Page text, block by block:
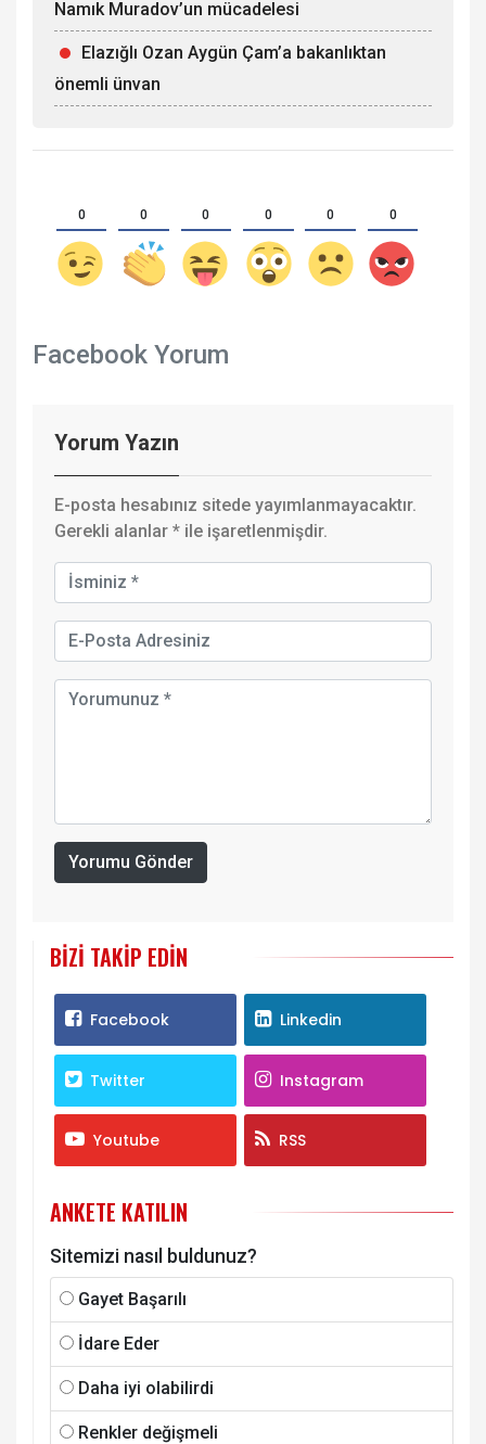
Namık Muradov’un mücadelesi
Elazığlı Ozan Aygün Çam’a bakanlıktan
önemli ünvan
0 0 0 0 0 0
Facebook Yorum
Yorum Yazın
E-posta hesabınız sitede yayımlanmayacaktır.
Gerekli alanlar * ile işaretlenmişdir.
Yorumu Gönder
BIZI TAKIP EDIN
Facebook Linkedin
Twitter Instagram
Youtube RSS
ANKETE KATILIN
Sitemizi nasıl buldunuz?
Gayet Başarılı
İdare Eder
Daha iyi olabilirdi
Renkler değişmeli